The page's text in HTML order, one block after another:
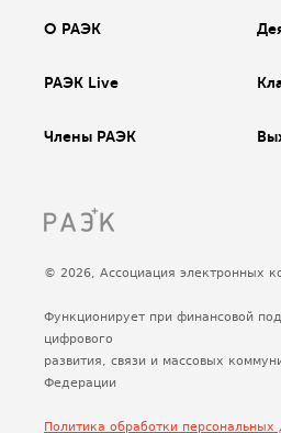
О РАЭК
РАЭК Live
Члены РАЭК
© 2026, Ассоциация электронных
Функционирует при финансовой
цифрового
развития, связи и массовых
Федерации
Политика обработки персональных